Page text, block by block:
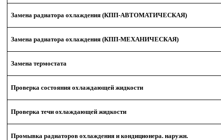
Замена радиатора охлаждения (КПП-АВТОМАТИЧЕСКАЯ)
Замена радиатора охлаждения (КПП-МЕХАНИЧЕСКАЯ)
Замена термостата
Проверка состояния охлаждающей жидкости
Проверка течи охлаждающей жидкости
Промывка радиаторов охлаждения и кондиционера. наружн.